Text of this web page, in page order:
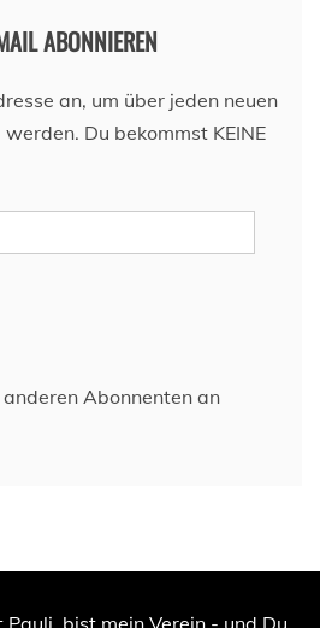
ABONNIEREN
an, um über jeden neuen
Du bekommst KEINE
Abonnenten an
bist mein Verein - und Du